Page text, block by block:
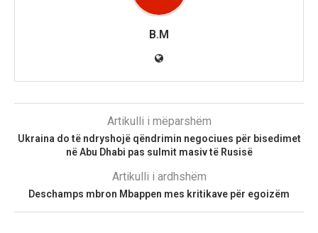
B.M
Artikulli i mëparshëm
Ukraina do të ndryshojë qëndrimin negociues për bisedimet
në Abu Dhabi pas sulmit masiv të Rusisë
Artikulli i ardhshëm
Deschamps mbron Mbappen mes kritikave për egoizëm